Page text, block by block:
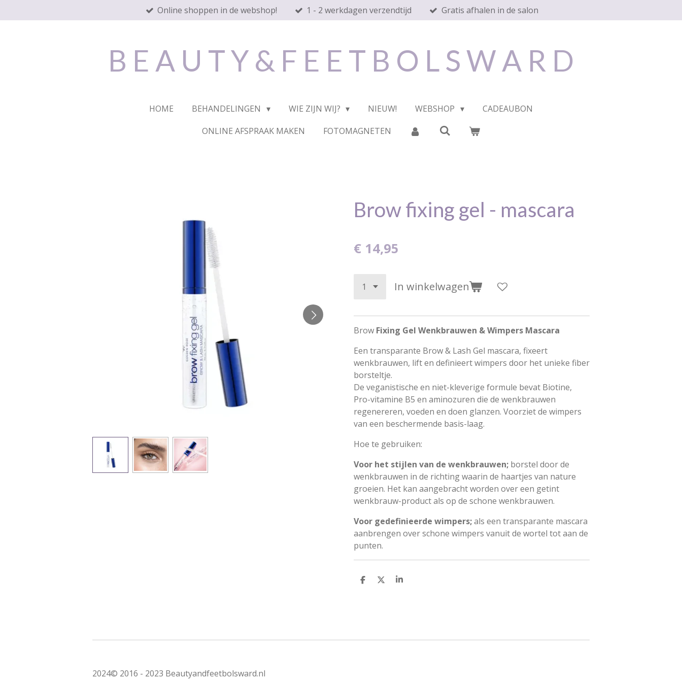
direct
Online shoppen in de webshop! 1 - 2 werkdagen verzendtijd Gratis afhalen in de salon
B E A U T Y & F E E T B O L S W A R D
HOME BEHANDELINGEN WIE ZIJN WIJ? NIEUW! WEBSHOP
CADEAUBON
ONLINE AFSPRAAK MAKEN
FOTOMAGNETEN
Brow fixing gel - mascara
€ 14,95
In winkelwagen
Brow Fixing Gel Wenkbrauwen & Wimpers Mascara
Een transparante Brow & Lash Gel mascara, fixeert
wenkbrauwen, lift en definieert wimpers door het unieke fiber
borsteltje.
De veganistische en niet-kleverige formule bevat Biotine,
Pro-vitamine B5 en aminozuren die de wenkbrauwen
regenereren, voeden en doen glanzen. Voorziet de wimpers
van een beschermende basis-laag.
Hoe te gebruiken:
Voor het stijlen van de wenkbrauwen; borstel door de
wenkbrauwen in de richting waarin de haartjes van nature
groeien. Het kan aangebracht worden over een getint
wenkbrauw-product als op de schone wenkbrauwen.
Voor gedefinieerde wimpers;als een transparante mascara
aanbrengen over schone wimpers vanuit de wortel tot aan de
punten.
D
D
S
2024© 2016 - 2023 Beautyandfeetbolsward.nl